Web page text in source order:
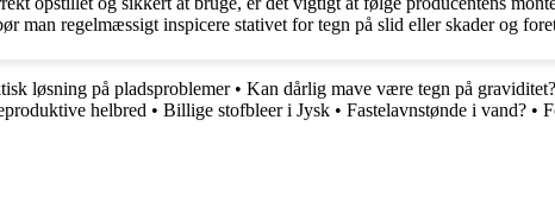
man regelmæssigt inspicere stativet for tegn på slid eller skader og
løsning på pladsproblemer• Kan dårlig mave være tegn på graviditet?
helbred • Billige stofbleer i Jysk • Fastelavnstønde i vand? •